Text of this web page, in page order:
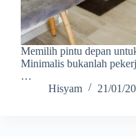
Memilih pintu depan
Minimalis bukanlah
…
Hisyam
21/01/